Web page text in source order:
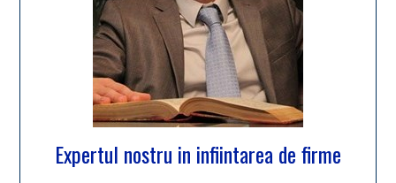
Expertul nostru in infiintarea de firme